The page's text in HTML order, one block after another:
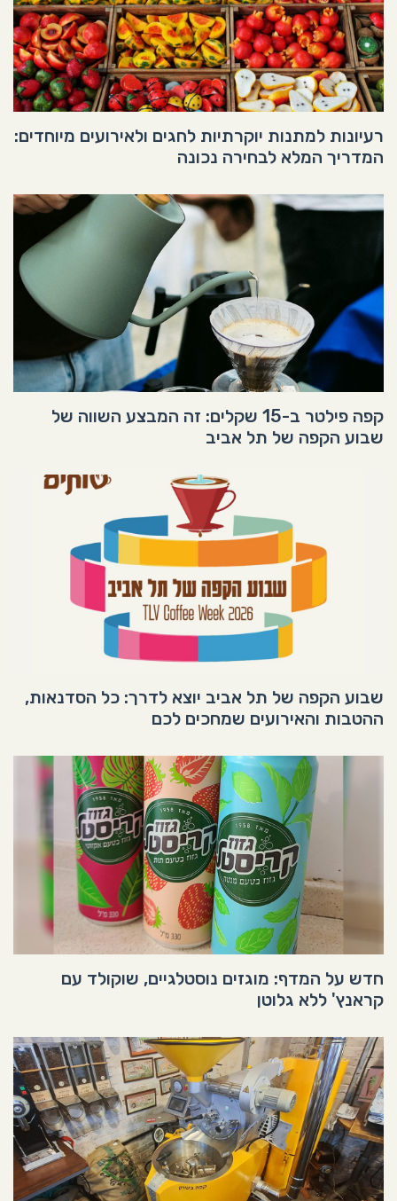
רעיונות למתנות יוקרתיות לחגים ולאירועים מיוחדים:
המדריך המלא לבחירה נכונה
קפה פילטר ב-15 שקלים: זה המבצע השווה של
שבוע הקפה של תל אביב
שבוע הקפה של תל אביב יוצא לדרך: כל הסדנאות,
ההטבות והאירועים שמחכים לכם
חדש על המדף: מוגזים נוסטלגיים, שוקולד עם
קראנץ' ללא גלוטן